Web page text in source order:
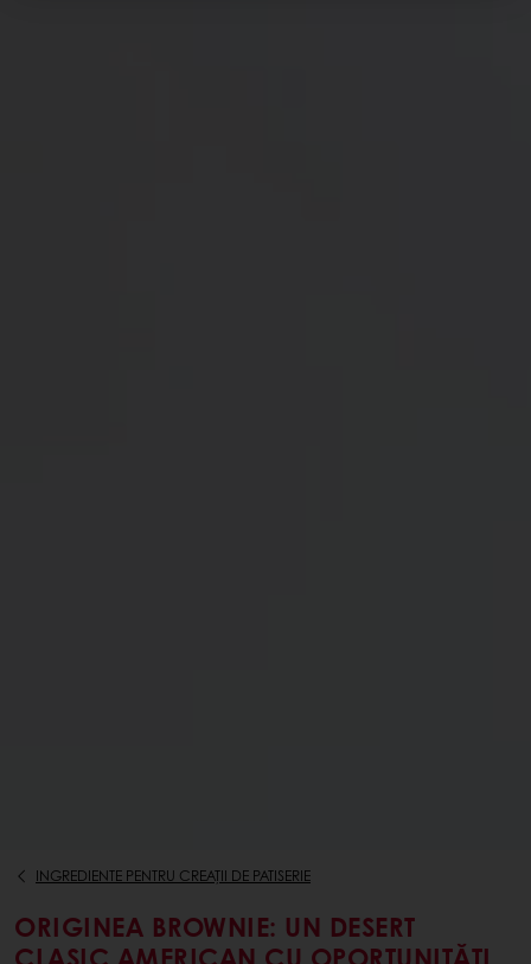
INGREDIENTE PENTRU CREAȚII DE PATISERIE
ORIGINEA BROWNIE: UN DESERT
CLASIC AMERICAN CU OPORTUNITĂȚI